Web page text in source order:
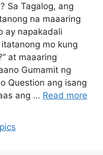
Sa Tagalog, ang
na maaaring
ay napakadali
mo kung
at maaaring
Gumamit ng
Question ang isang
ang … Read more